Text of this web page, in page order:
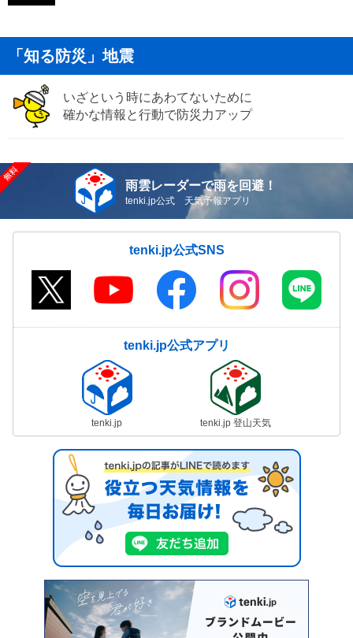
「知る防災」地震
いざという時にあわてないために
確かな情報と行動で防災力アップ
雨雲レーダーで雨を回避！
tenki.jp公式 天気予報アプリ
tenki.jp公式SNS
tenki.jp公式アプリ
tenki.jp tenki.jp 登山天気